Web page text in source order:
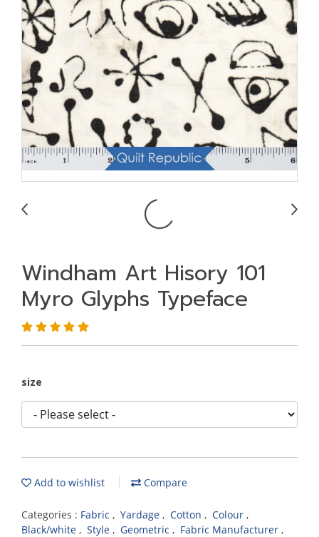
Windham Art Hisory 101
Myro Glyphs Typeface
size
Add to wishlist Compare
Categories : Fabric , Yardage , Cotton , Colour ,
Black/white , Style , Geometric , Fabric Manufacturer ,